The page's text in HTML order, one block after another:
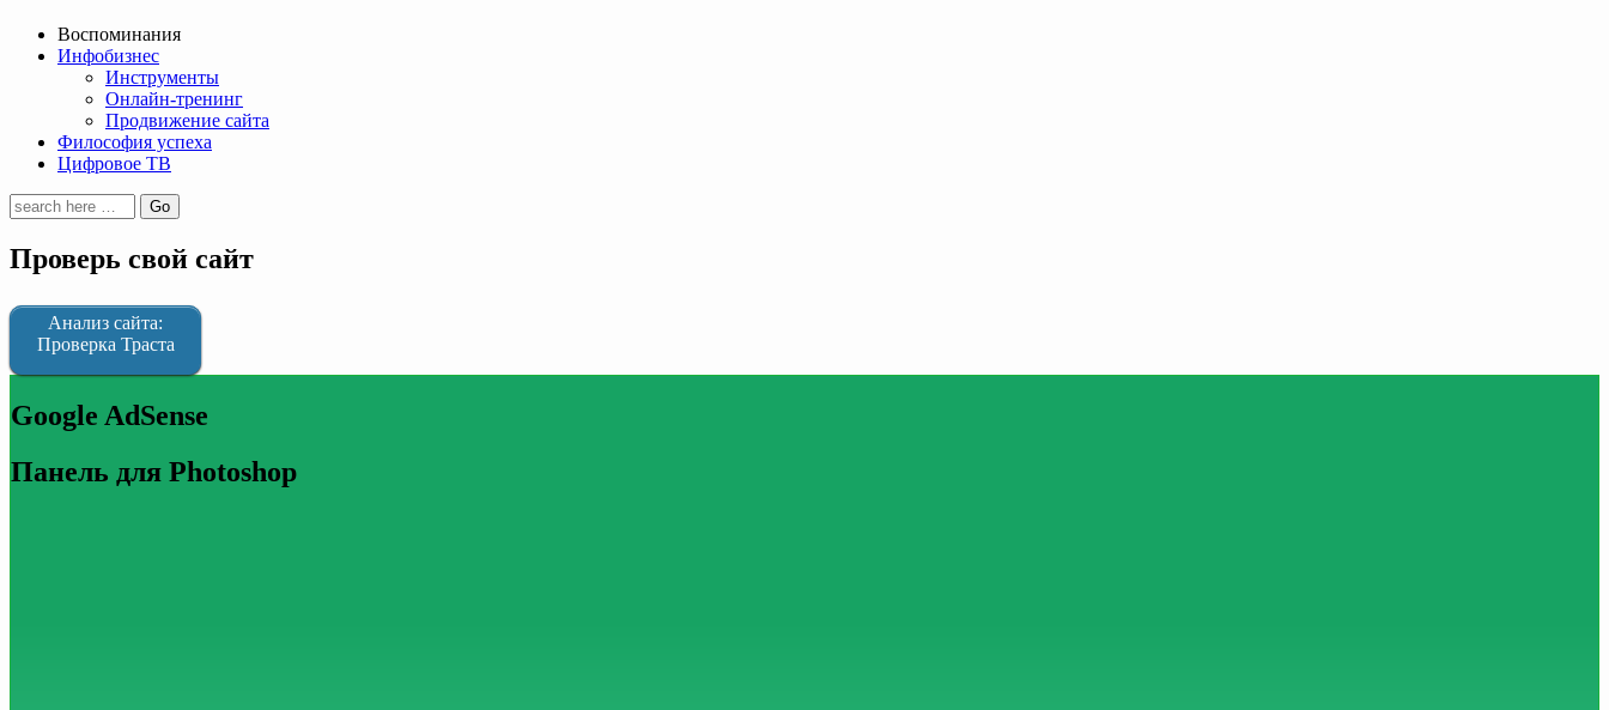
Воспоминания
Инфобизнес
Инструменты
Онлайн-тренинг
Продвижение сайта
Философия успеха
Цифровое ТВ
Проверь свой сайт
Анализ сайта:
Проверка Траста
Google AdSense
Панель для Photoshop